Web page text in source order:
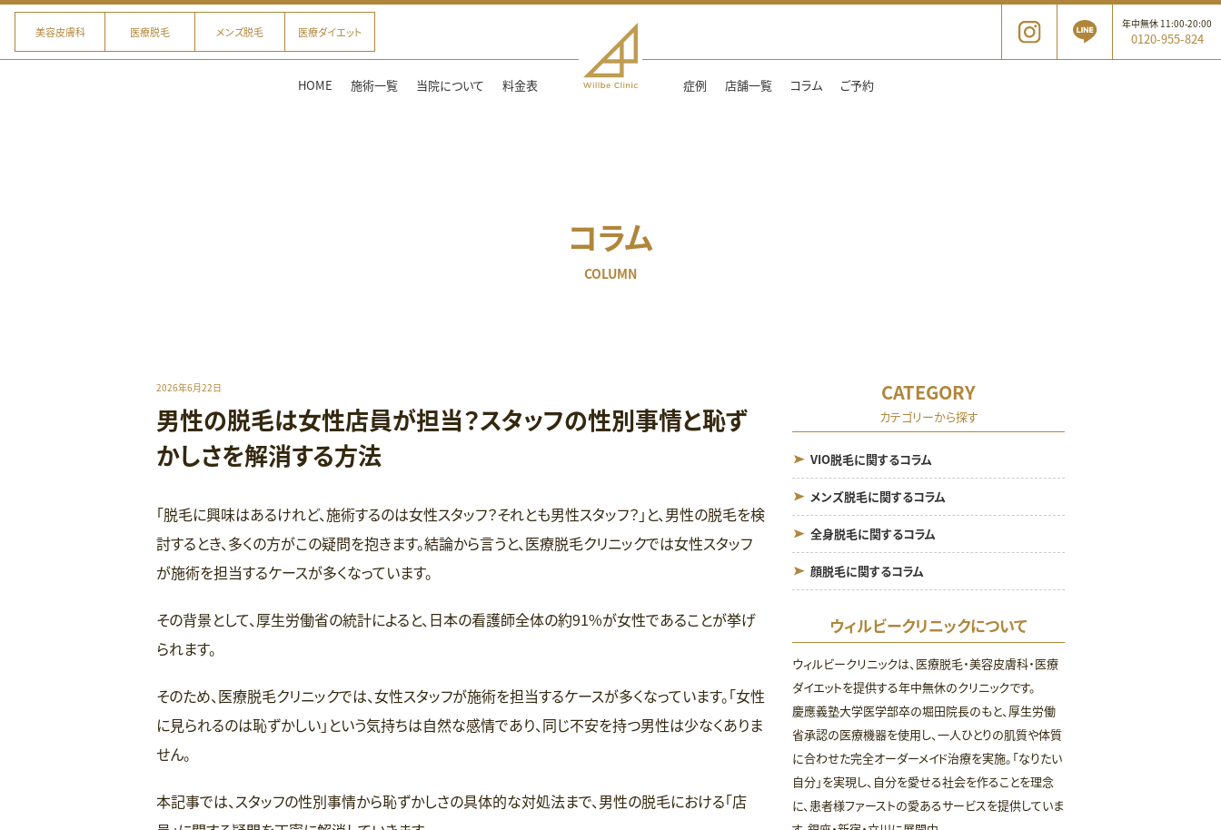
美容皮膚科 医療脱毛 メンズ脱毛 医療ダイエット
年中無休 11:00-20:00
0120-955-824
HOME 施術一覧 当院について 料金表 症例 店舗一覧 コラム ご予約
コラム
COLUMN
2026年6月22日
男性の脱毛は女性店員が担当？スタッフの性別事情と恥ず
かしさを解消する方法
「脱毛に興味はあるけれど、施術するのは女性スタッフ？それとも男性スタッフ？」と、男性の脱毛を検
討するとき、多くの方がこの疑問を抱きます。結論から言うと、医療脱毛クリニックでは女性スタッフ
が施術を担当するケースが多くなっています。
その背景として、厚生労働省の統計によると、日本の看護師全体の約91%が女性であることが挙げ
られます。
そのため、医療脱毛クリニックでは、女性スタッフが施術を担当するケースが多くなっています。「女性
に見られるのは恥ずかしい」という気持ちは自然な感情であり、同じ不安を持つ男性は少なくありま
せん。
本記事では、スタッフの性別事情から恥ずかしさの具体的な対処法まで、男性の脱毛における「店
CATEGORY
カテゴリーから探す
VIO脱毛に関するコラム
メンズ脱毛に関するコラム
全身脱毛に関するコラム
顔脱毛に関するコラム
ウィルビークリニックについて
ウィルビークリニックは、医療脱毛・美容皮膚科・医療
ダイエットを提供する年中無休のクリニックです。
慶應義塾大学医学部卒の堀田院長のもと、厚生労働
省承認の医療機器を使用し、一人ひとりの肌質や体質
に合わせた完全オーダーメイド治療を実施。「なりたい
自分」を実現し、自分を愛せる社会を作ることを理念
に、患者様ファーストの愛あるサービスを提供していま